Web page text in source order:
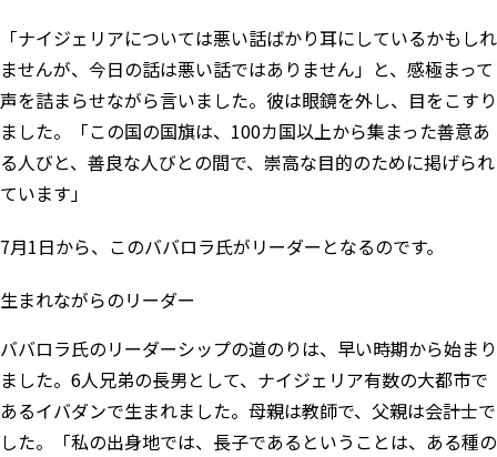
「ナイジェリアについては悪い話ばかり耳にしているかもしれ
ませんが、今日の話は悪い話ではありません」と、感極まって
声を詰まらせながら言いました。彼は眼鏡を外し、目をこすり
ました。「この国の国旗は、100カ国以上から集まった善意あ
る人びと、善良な人びとの間で、崇高な目的のために掲げられ
ています」
7月1日から、このババロラ氏がリーダーとなるのです。
生まれながらのリーダー
ババロラ氏のリーダーシップの道のりは、早い時期から始まり
ました。6人兄弟の長男として、ナイジェリア有数の大都市で
あるイバダンで生まれました。母親は教師で、父親は会計士で
した。「私の出身地では、長子であるということは、ある種の